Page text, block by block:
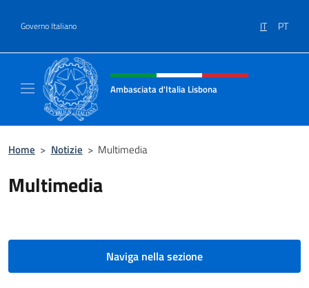
Governo Italiano IT PT
Intestazione sito, social e menù
Ambasciata d'Italia Lisbona
Home > Notizie > Multimedia
Multimedia
Naviga nella sezione